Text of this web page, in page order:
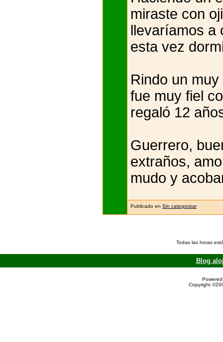
miraste con
llevaríamos a
esta vez
Rindo un
fue muy fiel
regaló 12
Guerrero,
extraños,
mudo y
Publicado en Sin categorizar
Todas las horas
Blog
Copyright